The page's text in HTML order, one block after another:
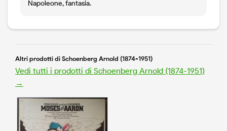
Napoleone, fantasia.
Altri prodotti di Schoenberg Arnold (1874-1951)
Vedi tutti i prodotti di Schoenberg Arnold (1874-1951)
→